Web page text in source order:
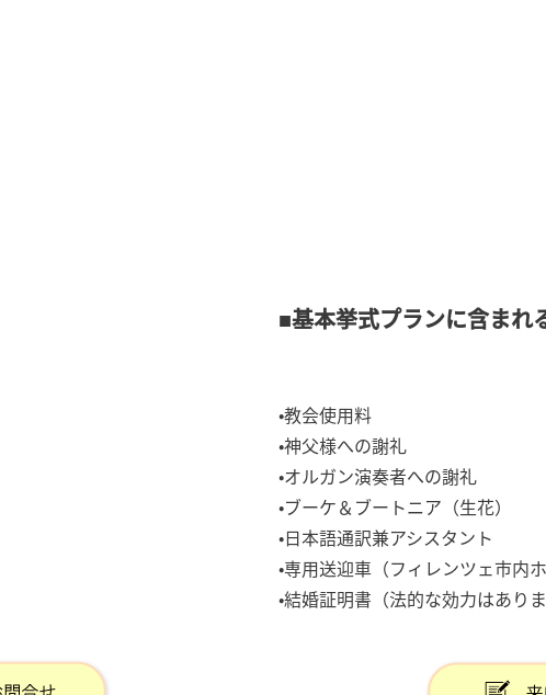
■基本挙式プランに含まれ
•教会使用料
•神父様への謝礼
•オルガン演奏者への謝礼
•ブーケ＆ブートニア（生花）
•日本語通訳兼アシスタント
•専用送迎車（フィレンツェ市内
•結婚証明書（法的な効力はあり